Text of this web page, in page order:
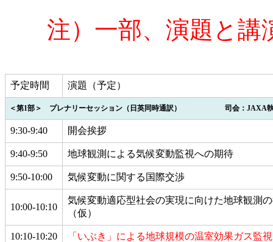
注）一部、演題と講
予定時間 演題（予定）
＜第1部＞ プレナリーセッション（日英同時通訳） 司会：JAXA執
9:30-9:40 開会挨拶
9:40-9:50 地球観測による気候変動監視への期待
9:50-10:00 気候変動に関する国際交渉
10:00-10:10
気候変動適応型社会の実現に向けた地球観測
（仮）
10:10-10:20 「いぶき」による地球規模の温室効果ガス監視